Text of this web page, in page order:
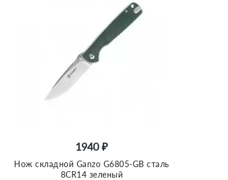
1940 ₽
Нож складной Ganzo G6805-GB сталь
8CR14 зеленый